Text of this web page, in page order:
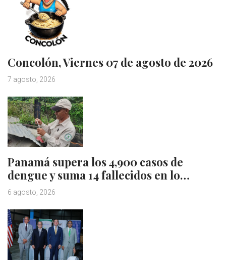
Concolón, Viernes 07 de agosto de 2026
7 agosto, 2026
Panamá supera los 4,900 casos de
dengue y suma 14 fallecidos en lo…
6 agosto, 2026